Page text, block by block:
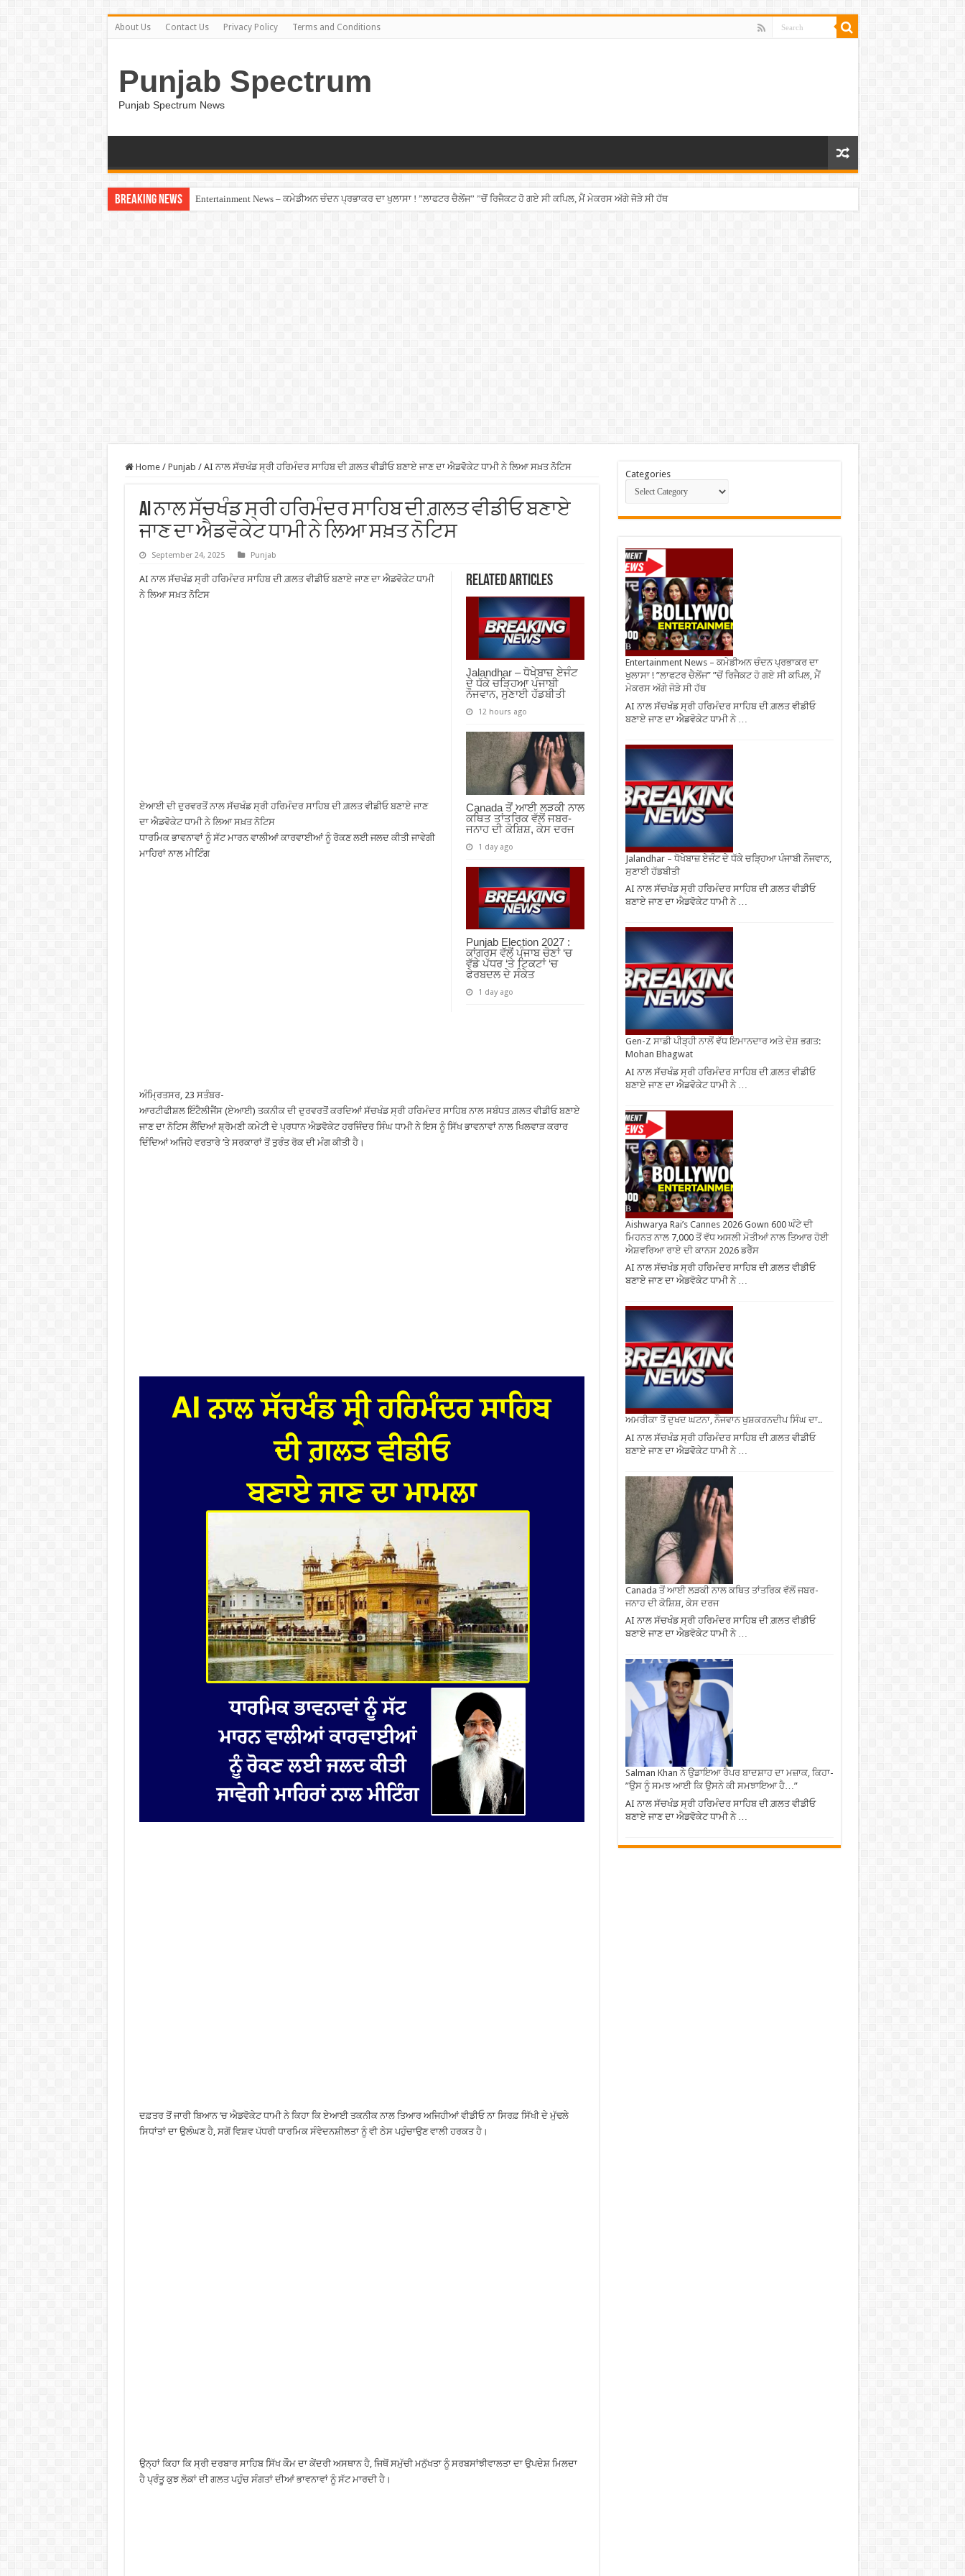
About Us Contact Us Privacy Policy Terms and Conditions
Punjab Spectrum
Punjab Spectrum News
Breaking News Entertainment News – ਕਮੇਡੀਅਨ ਚੰਦਨ ਪ੍ਰਭਾਕਰ ਦਾ ਖੁਲਾਸਾ ! ”ਲਾਫਟਰ ਚੈਲੇਂਜ” ”ਚੋਂ ਰਿਜੈਕਟ ਹੋ ਗਏ ਸੀ ਕਪਿਲ, ਮੈਂ ਮੇਕਰਸ ਅੱਗੇ ਜੋੜੇ ਸੀ ਹੱਥ
Jalandhar – ਧੋਖੇਬਾਜ਼ ਏਜੰਟ ਦੇ ਧੱਕੇ ਚੜ੍ਹਿਆ ਪੰਜਾਬੀ ਨੌਜਵਾਨ, ਸੁਣਾਈ ਹੱਡਬੀਤੀ
Home / Punjab / AI ਨਾਲ ਸੱਚਖੰਡ ਸ੍ਰੀ ਹਰਿਮੰਦਰ ਸਾਹਿਬ ਦੀ ਗ਼ਲਤ ਵੀਡੀਓ ਬਣਾਏ ਜਾਣ ਦਾ ਐਡਵੋਕੇਟ ਧਾਮੀ ਨੇ ਲਿਆ ਸਖ਼ਤ ਨੋਟਿਸ
AI ਨਾਲ ਸੱਚਖੰਡ ਸ੍ਰੀ ਹਰਿਮੰਦਰ ਸਾਹਿਬ ਦੀ ਗ਼ਲਤ ਵੀਡੀਓ ਬਣਾਏ
ਜਾਣ ਦਾ ਐਡਵੋਕੇਟ ਧਾਮੀ ਨੇ ਲਿਆ ਸਖ਼ਤ ਨੋਟਿਸ
September 24, 2025 Punjab
Related Articles
Jalandhar – ਧੋਖੇਬਾਜ਼ ਏਜੰਟ
ਦੇ ਧੱਕੇ ਚੜ੍ਹਿਆ ਪੰਜਾਬੀ
ਨੌਜਵਾਨ, ਸੁਣਾਈ ਹੱਡਬੀਤੀ
12 hours ago
Canada ਤੋਂ ਆਈ ਲੜਕੀ ਨਾਲ
ਕਥਿਤ ਤਾਂਤਰਿਕ ਵੱਲੋਂ ਜਬਰ-
ਜਨਾਹ ਦੀ ਕੋਸ਼ਿਸ਼, ਕੇਸ ਦਰਜ
1 day ago
Punjab Election 2027 :
ਕਾਂਗਰਸ ਵੱਲੋਂ ਪੰਜਾਬ ਚੋਣਾਂ ‘ਚ
ਵੱਡੇ ਪੱਧਰ ‘ਤੇ ਟਿਕਟਾਂ ‘ਚ
ਫੇਰਬਦਲ ਦੇ ਸੰਕੇਤ
1 day ago
AI ਨਾਲ ਸੱਚਖੰਡ ਸ੍ਰੀ ਹਰਿਮੰਦਰ ਸਾਹਿਬ ਦੀ ਗ਼ਲਤ ਵੀਡੀਓ ਬਣਾਏ ਜਾਣ ਦਾ ਐਡਵੋਕੇਟ ਧਾਮੀ
ਨੇ ਲਿਆ ਸਖ਼ਤ ਨੋਟਿਸ
ਏਆਈ ਦੀ ਦੁਰਵਰਤੋਂ ਨਾਲ ਸੱਚਖੰਡ ਸ੍ਰੀ ਹਰਿਮੰਦਰ ਸਾਹਿਬ ਦੀ ਗ਼ਲਤ ਵੀਡੀਓ ਬਣਾਏ ਜਾਣ
ਦਾ ਐਡਵੋਕੇਟ ਧਾਮੀ ਨੇ ਲਿਆ ਸਖ਼ਤ ਨੋਟਿਸ
ਧਾਰਮਿਕ ਭਾਵਨਾਵਾਂ ਨੂੰ ਸੱਟ ਮਾਰਨ ਵਾਲੀਆਂ ਕਾਰਵਾਈਆਂ ਨੂੰ ਰੋਕਣ ਲਈ ਜਲਦ ਕੀਤੀ ਜਾਵੇਗੀ
ਮਾਹਿਰਾਂ ਨਾਲ ਮੀਟਿੰਗ
ਅੰਮ੍ਰਿਤਸਰ, 23 ਸਤੰਬਰ-
ਆਰਟੀਫੀਸ਼ਲ ਇੰਟੈਲੀਜੈਂਸ (ਏਆਈ) ਤਕਨੀਕ ਦੀ ਦੁਰਵਰਤੋਂ ਕਰਦਿਆਂ ਸੱਚਖੰਡ ਸ੍ਰੀ ਹਰਿਮੰਦਰ ਸਾਹਿਬ ਨਾਲ ਸਬੰਧਤ ਗ਼ਲਤ ਵੀਡੀਓ ਬਣਾਏ
ਜਾਣ ਦਾ ਨੋਟਿਸ ਲੈਂਦਿਆਂ ਸ਼੍ਰੋਮਣੀ ਕਮੇਟੀ ਦੇ ਪ੍ਰਧਾਨ ਐਡਵੋਕੇਟ ਹਰਜਿੰਦਰ ਸਿੰਘ ਧਾਮੀ ਨੇ ਇਸ ਨੂੰ ਸਿੱਖ ਭਾਵਨਾਵਾਂ ਨਾਲ ਖਿਲਵਾੜ ਕਰਾਰ
ਦਿੰਦਿਆਂ ਅਜਿਹੇ ਵਰਤਾਰੇ ’ਤੇ ਸਰਕਾਰਾਂ ਤੋਂ ਤੁਰੰਤ ਰੋਕ ਦੀ ਮੰਗ ਕੀਤੀ ਹੈ।
ਦਫ਼ਤਰ ਤੋਂ ਜਾਰੀ ਬਿਆਨ ’ਚ ਐਡਵੋਕੇਟ ਧਾਮੀ ਨੇ ਕਿਹਾ ਕਿ ਏਆਈ ਤਕਨੀਕ ਨਾਲ ਤਿਆਰ ਅਜਿਹੀਆਂ ਵੀਡੀਓ ਨਾ ਸਿਰਫ਼ ਸਿੱਖੀ ਦੇ ਮੁੱਢਲੇ
ਸਿਧਾਂਤਾਂ ਦਾ ਉਲੰਘਣ ਹੈ, ਸਗੋਂ ਵਿਸ਼ਵ ਪੱਧਰੀ ਧਾਰਮਿਕ ਸੰਵੇਦਨਸ਼ੀਲਤਾ ਨੂੰ ਵੀ ਠੇਸ ਪਹੁੰਚਾਉਣ ਵਾਲੀ ਹਰਕਤ ਹੈ।
ਉਨ੍ਹਾਂ ਕਿਹਾ ਕਿ ਸ੍ਰੀ ਦਰਬਾਰ ਸਾਹਿਬ ਸਿੱਖ ਕੌਮ ਦਾ ਕੇਂਦਰੀ ਅਸਥਾਨ ਹੈ, ਜਿਥੋਂ ਸਮੁੱਚੀ ਮਨੁੱਖਤਾ ਨੂੰ ਸਰਬਸਾਂਝੀਵਾਲਤਾ ਦਾ ਉਪਦੇਸ਼ ਮਿਲਦਾ
ਹੈ ਪ੍ਰੰਤੂ ਕੁਝ ਲੋਕਾਂ ਦੀ ਗਲਤ ਪਹੁੰਚ ਸੰਗਤਾਂ ਦੀਆਂ ਭਾਵਨਾਵਾਂ ਨੂੰ ਸੱਟ ਮਾਰਦੀ ਹੈ।
Categories
Entertainment News – ਕਮੇਡੀਅਨ ਚੰਦਨ ਪ੍ਰਭਾਕਰ ਦਾ
ਖੁਲਾਸਾ ! ”ਲਾਫਟਰ ਚੈਲੇਂਜ” ”ਚੋਂ ਰਿਜੈਕਟ ਹੋ ਗਏ ਸੀ ਕਪਿਲ, ਮੈਂ
ਮੇਕਰਸ ਅੱਗੇ ਜੋੜੇ ਸੀ ਹੱਥ
AI ਨਾਲ ਸੱਚਖੰਡ ਸ੍ਰੀ ਹਰਿਮੰਦਰ ਸਾਹਿਬ ਦੀ ਗ਼ਲਤ ਵੀਡੀਓ
ਬਣਾਏ ਜਾਣ ਦਾ ਐਡਵੋਕੇਟ ਧਾਮੀ ਨੇ …
Jalandhar – ਧੋਖੇਬਾਜ਼ ਏਜੰਟ ਦੇ ਧੱਕੇ ਚੜ੍ਹਿਆ ਪੰਜਾਬੀ ਨੌਜਵਾਨ,
ਸੁਣਾਈ ਹੱਡਬੀਤੀ
AI ਨਾਲ ਸੱਚਖੰਡ ਸ੍ਰੀ ਹਰਿਮੰਦਰ ਸਾਹਿਬ ਦੀ ਗ਼ਲਤ ਵੀਡੀਓ
ਬਣਾਏ ਜਾਣ ਦਾ ਐਡਵੋਕੇਟ ਧਾਮੀ ਨੇ …
Gen-Z ਸਾਡੀ ਪੀੜ੍ਹੀ ਨਾਲੋਂ ਵੱਧ ਇਮਾਨਦਾਰ ਅਤੇ ਦੇਸ਼ ਭਗਤ:
Mohan Bhagwat
AI ਨਾਲ ਸੱਚਖੰਡ ਸ੍ਰੀ ਹਰਿਮੰਦਰ ਸਾਹਿਬ ਦੀ ਗ਼ਲਤ ਵੀਡੀਓ
ਬਣਾਏ ਜਾਣ ਦਾ ਐਡਵੋਕੇਟ ਧਾਮੀ ਨੇ …
Aishwarya Rai’s Cannes 2026 Gown 600 ਘੰਟੇ ਦੀ
ਮਿਹਨਤ ਨਾਲ 7,000 ਤੋਂ ਵੱਧ ਅਸਲੀ ਮੋਤੀਆਂ ਨਾਲ ਤਿਆਰ ਹੋਈ
ਐਸ਼ਵਰਿਆ ਰਾਏ ਦੀ ਕਾਨਸ 2026 ਡਰੈੱਸ
AI ਨਾਲ ਸੱਚਖੰਡ ਸ੍ਰੀ ਹਰਿਮੰਦਰ ਸਾਹਿਬ ਦੀ ਗ਼ਲਤ ਵੀਡੀਓ
ਬਣਾਏ ਜਾਣ ਦਾ ਐਡਵੋਕੇਟ ਧਾਮੀ ਨੇ …
ਅਮਰੀਕਾ ਤੋਂ ਦੁਖਦ ਘਟਨਾ, ਨੌਜਵਾਨ ਖੁਸ਼ਕਰਨਦੀਪ ਸਿੰਘ ਦਾ..
AI ਨਾਲ ਸੱਚਖੰਡ ਸ੍ਰੀ ਹਰਿਮੰਦਰ ਸਾਹਿਬ ਦੀ ਗ਼ਲਤ ਵੀਡੀਓ
ਬਣਾਏ ਜਾਣ ਦਾ ਐਡਵੋਕੇਟ ਧਾਮੀ ਨੇ …
Canada ਤੋਂ ਆਈ ਲੜਕੀ ਨਾਲ ਕਥਿਤ ਤਾਂਤਰਿਕ ਵੱਲੋਂ ਜਬਰ-
ਜਨਾਹ ਦੀ ਕੋਸ਼ਿਸ਼, ਕੇਸ ਦਰਜ
AI ਨਾਲ ਸੱਚਖੰਡ ਸ੍ਰੀ ਹਰਿਮੰਦਰ ਸਾਹਿਬ ਦੀ ਗ਼ਲਤ ਵੀਡੀਓ
ਬਣਾਏ ਜਾਣ ਦਾ ਐਡਵੋਕੇਟ ਧਾਮੀ ਨੇ …
Salman Khan ਨੇ ਉਡਾਇਆ ਰੈਪਰ ਬਾਦਸ਼ਾਹ ਦਾ ਮਜ਼ਾਕ, ਕਿਹਾ-
”ਉਸ ਨੂੰ ਸਮਝ ਆਈ ਕਿ ਉਸਨੇ ਕੀ ਸਮਝਾਇਆ ਹੈ…”
AI ਨਾਲ ਸੱਚਖੰਡ ਸ੍ਰੀ ਹਰਿਮੰਦਰ ਸਾਹਿਬ ਦੀ ਗ਼ਲਤ ਵੀਡੀਓ
ਬਣਾਏ ਜਾਣ ਦਾ ਐਡਵੋਕੇਟ ਧਾਮੀ ਨੇ …